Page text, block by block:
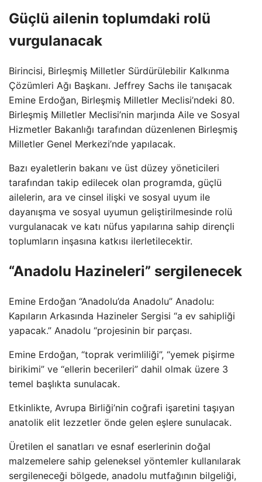
Güçlü ailenin toplumdaki rolü
vurgulanacak
Birincisi, Birleşmiş Milletler Sürdürülebilir Kalkınma
Çözümleri Ağı Başkanı. Jeffrey Sachs ile tanışacak
Emine Erdoğan, Birleşmiş Milletler Meclisi’ndeki 80.
Birleşmiş Milletler Meclisi’nin marjında ​​Aile ve Sosyal
Hizmetler Bakanlığı tarafından düzenlenen Birleşmiş
Milletler Genel Merkezi’nde yapılacak.
Bazı eyaletlerin bakanı ve üst düzey yöneticileri
tarafından takip edilecek olan programda, güçlü
ailelerin, ara ve cinsel ilişki ve sosyal uyum ile
dayanışma ve sosyal uyumun geliştirilmesinde rolü
vurgulanacak ve katı nüfus yapılarına sahip dirençli
toplumların inşasına katkısı ilerletilecektir.
“Anadolu Hazineleri” sergilenecek
Emine Erdoğan “Anadolu’da Anadolu” Anadolu:
Kapıların Arkasında Hazineler Sergisi “a ev sahipliği
yapacak.” Anadolu “projesinin bir parçası.
Emine Erdoğan, “toprak verimliliği”, “yemek pişirme
birikimi” ve “ellerin becerileri” dahil olmak üzere 3
temel başlıkta sunulacak.
Etkinlikte, Avrupa Birliği’nin coğrafi işaretini taşıyan
anatolik elit lezzetler önde gelen eşlere sunulacak.
Üretilen el sanatları ve esnaf eserlerinin doğal
malzemelere sahip geleneksel yöntemler kullanılarak
sergileneceği bölgede, anadolu mutfağının bilgeliği,